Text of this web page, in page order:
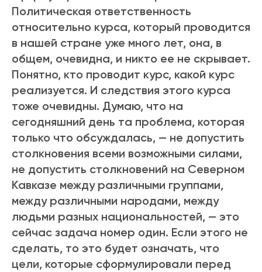
Политическая ответственность
относительно курса, который проводится
в нашей стране уже много лет, она, в
общем, очевидна, и никто ее не скрывает.
Понятно, кто проводит курс, какой курс
реализуется. И следствия этого курса
тоже очевидны. Думаю, что на
сегодняшний день та проблема, которая
только что обсуждалась, — не допустить
столкновения всеми возможными силами,
не допустить столкновений на Северном
Кавказе между различными группами,
между различными народами, между
людьми разных национальностей, — это
сейчас задача номер один. Если этого не
сделать, то это будет означать, что
цели, которые сформулировали перед